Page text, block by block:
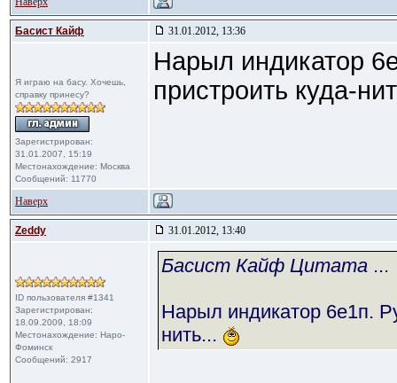
Басист Кайф 31.01.2012, 13:36
Я играю на басу. Хочешь,
справку принесу?
Зарегистрирован:
31.01.2007, 15:19
Местонахождение: Москва
Сообщений: 11770
Нарыл индикатор
пристроить куда-
Наверх
Zeddy 31.01.2012, 13:40
ID пользователя #1341
Зарегистрирован:
18.09.2009, 18:09
Местонахождение: Наро-
Фоминск
Сообщений: 2917
Басист Кайф Цитата ...
Нарыл индикатор 6е1п.
нить...